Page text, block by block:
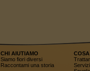
CHI AIUTIAMO
Siamo fiori diversi
Raccontami una storia